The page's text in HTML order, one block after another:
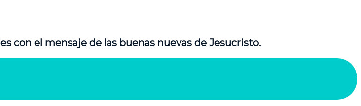
con el mensaje de las buenas nuevas de Jesucristo.